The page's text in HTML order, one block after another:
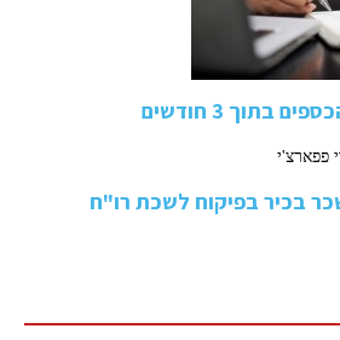
בתוך 3 חודשים
בכיר בפיקוח לשכת רו"ח